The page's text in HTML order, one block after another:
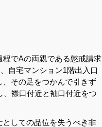
でAの両親である懲戒請求
自宅マンション1階出入口
その足をつかんで引きず
襟口付近と袖口付近をつ
しての品位を失うべき非